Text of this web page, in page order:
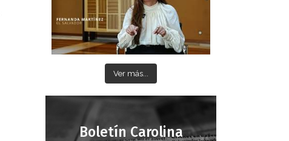
Ver más...
Boletín Carolina